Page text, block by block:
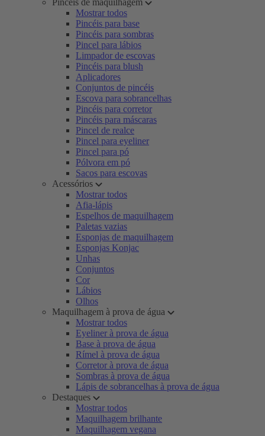
Pincéis de maquilhagem
Mostrar todos
Pincéis para base
Pincéis para sombras
Pincel para lábios
Limpador de escovas
Pincéis para blush
Aplicadores
Conjuntos de pincéis
Escova para sobrancelhas
Pincéis para corretor
Pincéis para máscaras
Pincel de realce
Pincel para eyeliner
Pincel para pó
Pólvora em pó
Sacos para escovas
Acessórios
Mostrar todos
Afia-lápis
Espelhos de maquilhagem
Paletas vazias
Esponjas de maquilhagem
Esponjas Konjac
Unhas
Conjuntos
Cor
Lábios
Olhos
Maquilhagem à prova de água
Mostrar todos
Eyeliner à prova de água
Base à prova de água
Rímel à prova de água
Corretor à prova de água
Sombras à prova de água
Lápis de sobrancelhas à prova de água
Destaques
Mostrar todos
Maquilhagem brilhante
Maquilhagem vegana